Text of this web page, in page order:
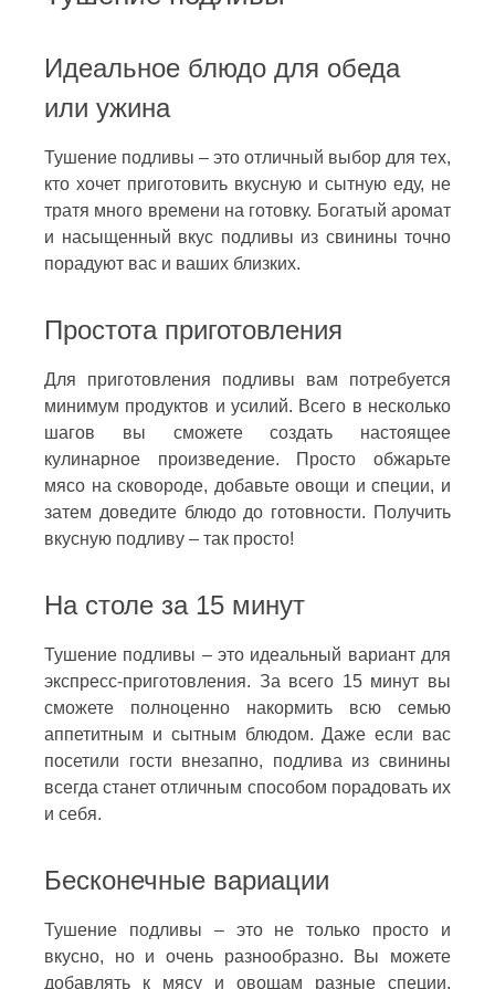
Идеальное блюдо для обеда
или ужина
Тушение подливы – это отличный выбор для тех,
кто хочет приготовить вкусную и сытную еду, не
тратя много времени на готовку. Богатый аромат
и насыщенный вкус подливы из свинины точно
порадуют вас и ваших близких.
Простота приготовления
Для приготовления подливы вам потребуется
минимум продуктов и усилий. Всего в несколько
шагов вы сможете создать настоящее
кулинарное произведение. Просто обжарьте
мясо на сковороде, добавьте овощи и специи, и
затем доведите блюдо до готовности. Получить
вкусную подливу – так просто!
На столе за 15 минут
Тушение подливы – это идеальный вариант для
экспресс-приготовления. За всего 15 минут вы
сможете полноценно накормить всю семью
аппетитным и сытным блюдом. Даже если вас
посетили гости внезапно, подлива из свинины
всегда станет отличным способом порадовать их
и себя.
Бесконечные вариации
Тушение подливы – это не только просто и
вкусно, но и очень разнообразно. Вы можете
добавлять к мясу и овощам разные специи,